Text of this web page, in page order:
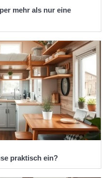
mehr als nur eine
praktisch ein?